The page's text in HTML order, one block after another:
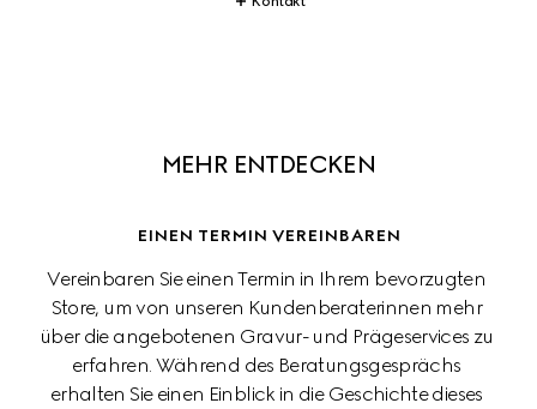
MEHR ENTDECKEN
EINEN TERMIN VEREINBAREN
Vereinbaren Sie einen Termin in Ihrem bevorzugten
Store, um von unseren Kundenberaterinnen mehr
über die angebotenen Gravur- und Prägeservices zu
erfahren. Während des Beratungsgesprächs
erhalten Sie einen Einblick in die Geschichte dieses